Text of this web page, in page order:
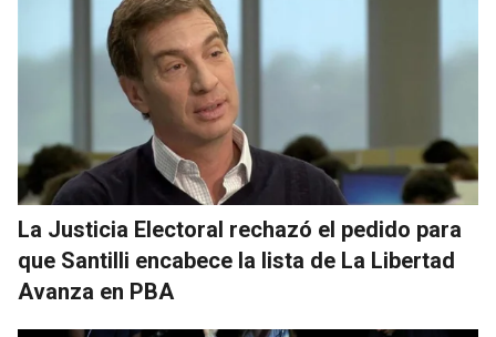
La Justicia Electoral rechazó el pedido para
que Santilli encabece la lista de La Libertad
Avanza en PBA